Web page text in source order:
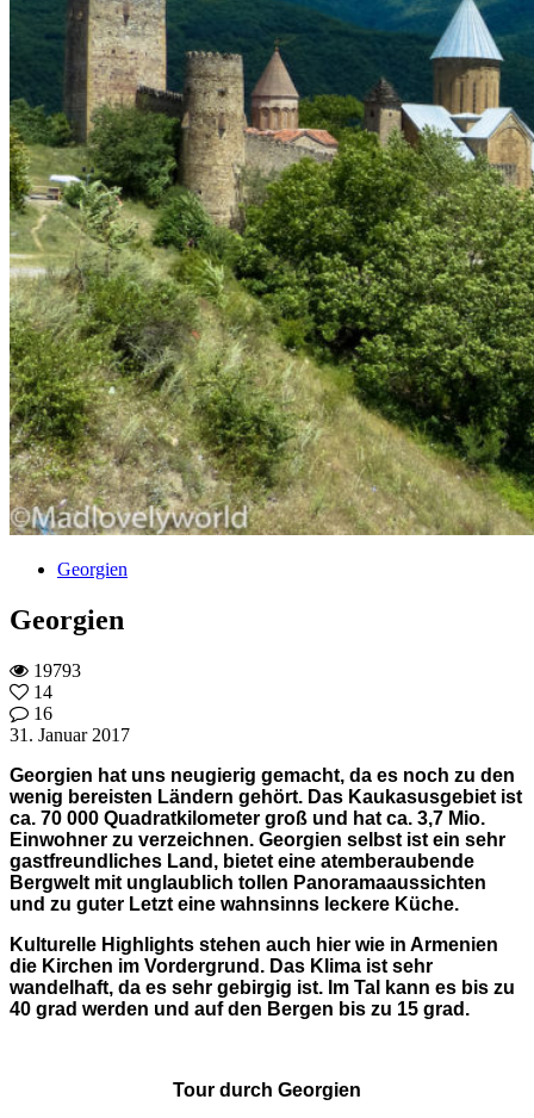
Georgien
Georgien
19793
14
16
31. Januar 2017
Georgien hat uns neugierig gemacht, da es noch zu den
wenig bereisten Ländern gehört. Das Kaukasusgebiet ist
ca. 70 000 Quadratkilometer groß und hat ca. 3,7 Mio.
Einwohner zu verzeichnen. Georgien selbst ist ein sehr
gastfreundliches Land, bietet eine atemberaubende
Bergwelt mit unglaublich tollen Panoramaaussichten
und zu guter Letzt eine wahnsinns leckere Küche.
Kulturelle Highlights stehen auch hier wie in Armenien
die Kirchen im Vordergrund. Das Klima ist sehr
wandelhaft, da es sehr gebirgig ist. Im Tal kann es bis zu
40 grad werden und auf den Bergen bis zu 15 grad.
Tour durch Georgien